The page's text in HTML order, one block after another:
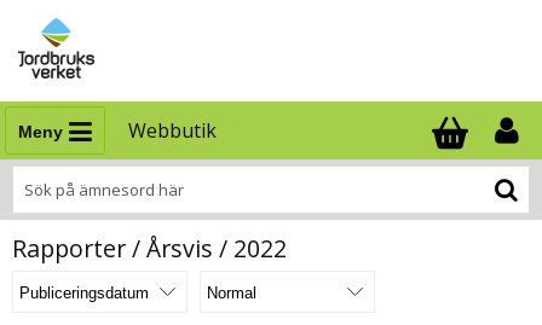
Meny Webbutik
Antal i
.
Rapporter / Årsvis / 2022